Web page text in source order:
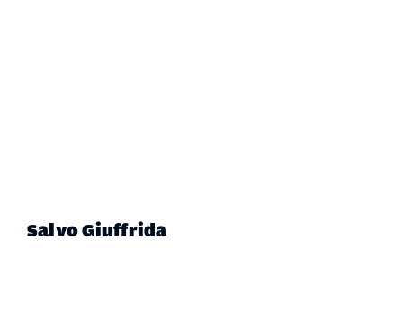
Salvo Giuffrida